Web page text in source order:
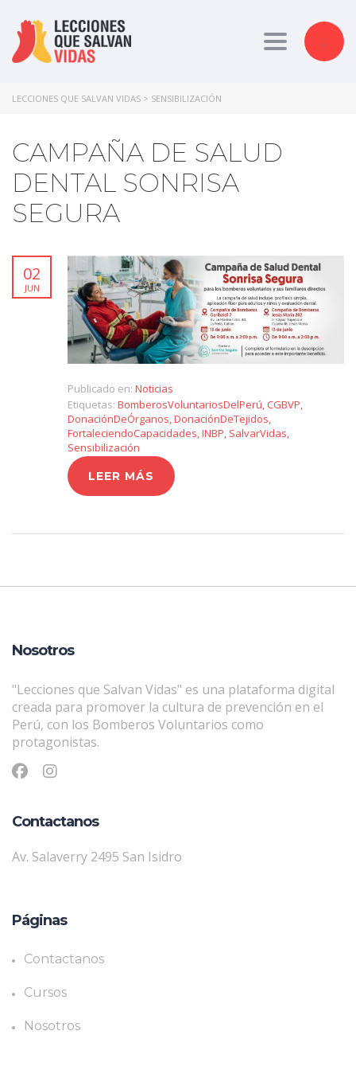
Toggle
LECCIONES QUE SALVAN VIDAS > SENSIBILIZACIÓN
CAMPAÑA DE SALUD
DENTAL SONRISA
SEGURA
02
JUN
Publicado en: Noticias
Etiquetas: BomberosVoluntariosDelPerú, CGBVP,
DonaciónDeÓrganos,DonaciónDeTejidos,
FortaleciendoCapacidades,INBP, SalvarVidas,
Sensibilización
LEER MÁS
Nosotros
"Lecciones que Salvan Vidas" es una plataforma digital
creada para promover la cultura de prevención en el
Perú, con los Bomberos Voluntarios como
protagonistas.
Contactanos
Av. Salaverry 2495 San Isidro
Páginas
Contactanos
Cursos
Nosotros